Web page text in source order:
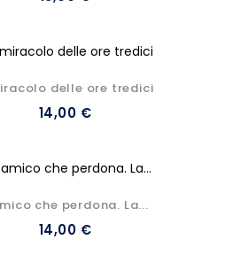
delle ore tredici
14,00 €
che perdona. La...
14,00 €